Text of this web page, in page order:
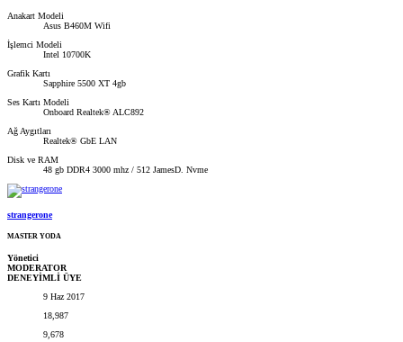
Anakart Modeli
Asus B460M Wifi
İşlemci Modeli
Intel 10700K
Grafik Kartı
Sapphire 5500 XT 4gb
Ses Kartı Modeli
Onboard Realtek® ALC892
Ağ Aygıtları
Realtek® GbE LAN
Disk ve RAM
48 gb DDR4 3000 mhz / 512 JamesD. Nvme
strangerone
MASTER YODA
Yönetici
MODERATOR
DENEYİMLİ ÜYE
9 Haz 2017
18,987
9,678